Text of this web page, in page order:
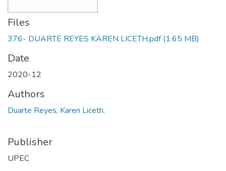
Files
376- DUARTE REYES KAREN LICETH.pdf(1.65 MB)
Date
2020-12
Authors
Duarte Reyes, Karen Liceth.
Publisher
UPEC